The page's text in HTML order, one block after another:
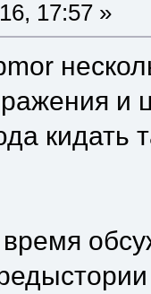
17:57 »
и
кидать